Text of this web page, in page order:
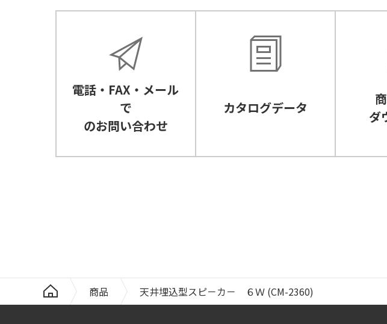
電話・FAX・メール
で
のお問い合わせ
カタログデータ
ダ
商品 天井埋込型スピ－カ－ ６Ｗ (CM-2360)